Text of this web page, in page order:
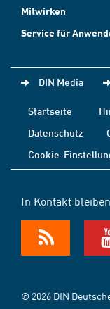
Mitwirken
Service für
DIN Media
Startseite
Datenschutz
Cookie-
In Kontakt bleiben
© 2026 DIN